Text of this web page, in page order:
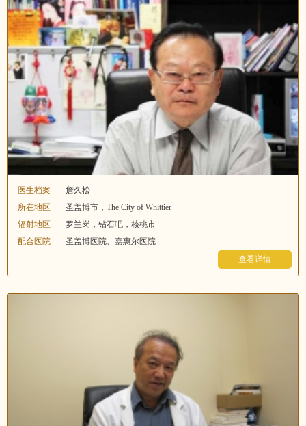
医生档案
詹久松
所在地区
圣盖博市，The City of Whittier
辐射地区
罗兰岗，钻石吧，核桃市
配合医院
圣盖博医院、嘉惠尔医院
查看详情